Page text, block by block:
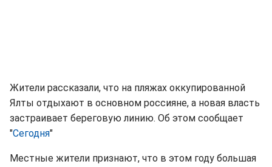
Жители рассказали, что на пляжах оккупированной
Ялты отдыхают в основном россияне, а новая власть
застраивает береговую линию. Об этом сообщает
"Сегодня"
Местные жители признают, что в этом году большая